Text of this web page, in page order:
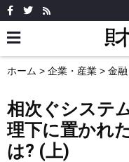
ホーム > 企業・産業 > 金
相次ぐシステ
理下に置かれ
は? (上)